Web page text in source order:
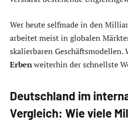
Wer heute selfmade in den
arbeitet meist in globalen
skalierbaren Geschäftsmodellen.
Erbenweiterhin der schnellste
Deutschland im
Vergleich: Wie viele